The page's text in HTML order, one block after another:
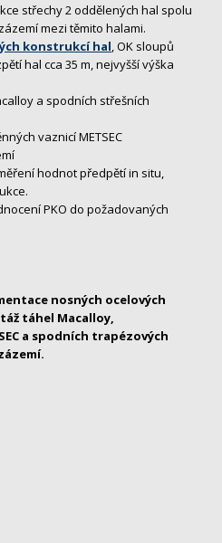
střechy 2 oddělených hal spolu
mezi těmito halami.
konstrukcí hal, OK sloupů
hal cca 35 m, nejvyšší výška
a spodních střešních
vaznicí METSEC
hodnot předpětí in situ,
PKO do požadovaných
nosných ocelových
táhel Macalloy,
a spodních trapézových